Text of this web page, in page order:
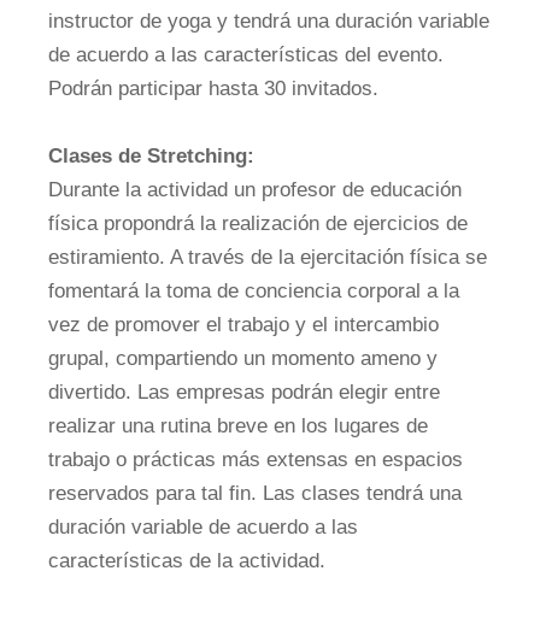
instructor de yoga y tendrá una duración variable
de acuerdo a las características del evento.
Podrán participar hasta 30 invitados.
Clases de Stretching:
Durante la actividad un profesor de educación
física propondrá la realización de ejercicios de
estiramiento. A través de la ejercitación física se
fomentará la toma de conciencia corporal a la
vez de promover el trabajo y el intercambio
grupal, compartiendo un momento ameno y
divertido. Las empresas podrán elegir entre
realizar una rutina breve en los lugares de
trabajo o prácticas más extensas en espacios
reservados para tal fin. Las clases tendrá una
duración variable de acuerdo a las
características de la actividad.